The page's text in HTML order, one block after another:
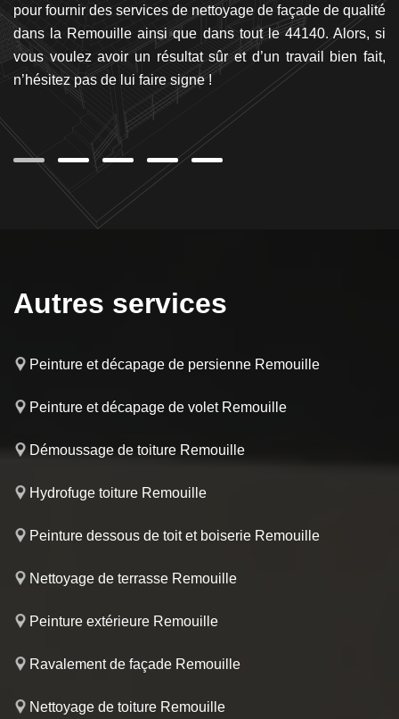
pour fournir des services de nettoyage de façade de qualité
dans la Remouille ainsi que dans tout le 44140. Alors, si
vous voulez avoir un résultat sûr et d’un travail bien fait,
n’hésitez pas de lui faire signe !
Autres services
Peinture et décapage de persienne Remouille
Peinture et décapage de volet Remouille
Démoussage de toiture Remouille
Hydrofuge toiture Remouille
Peinture dessous de toit et boiserie Remouille
Nettoyage de terrasse Remouille
Peinture extérieure Remouille
Ravalement de façade Remouille
Nettoyage de toiture Remouille